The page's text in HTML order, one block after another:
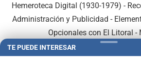
Hemeroteca Digital (1930-1979) -
Administración y Publicidad -
Opcionales con El Litoral -
TE PUEDE INTERESAR